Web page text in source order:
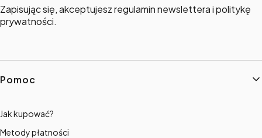
Zapisując się, akceptujesz regulamin newslettera i politykę
prywatności.
Linki w stopce
Pomoc
Jak kupować?
Metody płatności